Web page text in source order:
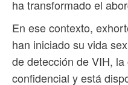
ha transformado el
En ese contexto,
han iniciado su vida
de detección de VIH,
confidencial y está